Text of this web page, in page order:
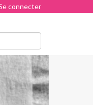
connecter